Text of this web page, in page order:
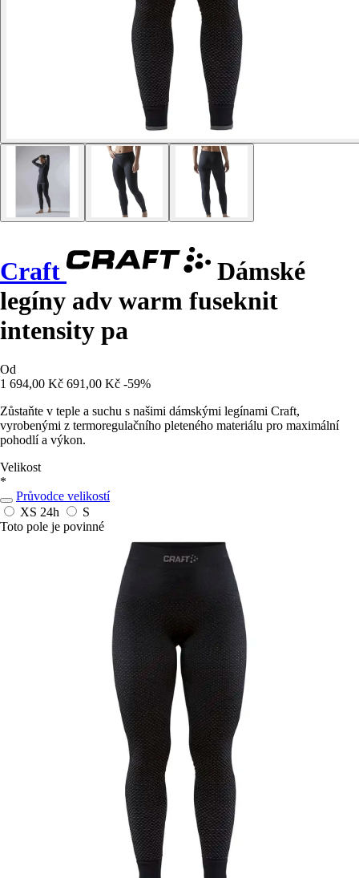
Craft
Dámské
legíny adv warm fuseknit
intensity pa
Od
1 694,00 Kč 691,00 Kč -59%
Zůstaňte v teple a suchu s našimi dámskými legínami Craft,
vyrobenými z termoregulačního pleteného materiálu pro maximální
pohodlí a výkon.
Velikost
*
Průvodce velikostí
XS 24h
S
Toto pole je povinné